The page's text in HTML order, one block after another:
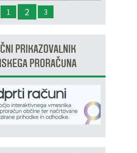
- OPPN na območju
območje Dobrava 3
1 2 3
PRIKAZOVALNIK
PRORAČUNA